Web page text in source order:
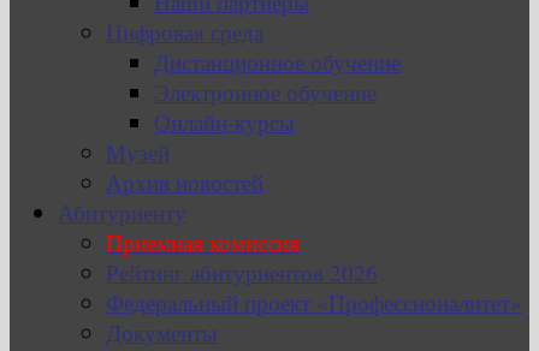
Цифровая среда
Дистанционное обучение
Электронное обучение
Онлайн-курсы
Музей
Архив новостей
Абитуриенту
Приемная комиссия
Рейтинг абитуриентов 2026
Федеральный проект «Профессионалитет»
Документы